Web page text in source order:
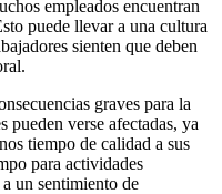
empleados encuentran
puede llevar a una cultura
sienten que deben
graves para la
pueden verse afectadas, ya
tiempo de calidad a sus
para actividades
un sentimiento de